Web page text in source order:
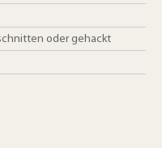
oder gehackt